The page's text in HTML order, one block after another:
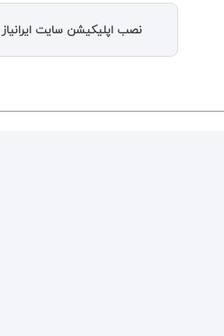
نصب اپلیکیشن سایت ایرانیاز